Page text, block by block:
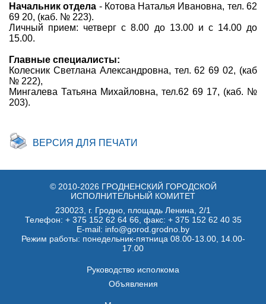
Начальник отдела - Котова Наталья Ивановна, тел. 62
69 20, (каб. № 223).
Личный прием: четверг с 8.00 до 13.00 и с 14.00 до
15.00.
Главные специалисты:
Колесник Светлана Александровна, тел. 62 69 02, (каб
№ 222),
Мингалева Татьяна Михайловна, тел.62 69 17, (каб. №
203).
ВЕРСИЯ ДЛЯ ПЕЧАТИ
© 2010-2026 ГРОДНЕНСКИЙ ГОРОДСКОЙ
ИСПОЛНИТЕЛЬНЫЙ КОМИТЕТ
230023, г. Гродно, площадь Ленина, 2/1
Телефон: + 375 152 62 64 66 , факс: + 375 152 62 40 35
E-mail: info@gorod.grodno.by
Режим работы: понедельник-пятница 08.00-13.00, 14.00-
17.00
Руководство исполкома
Объявления